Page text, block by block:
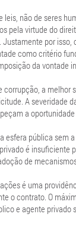
leis, não de seres
pela virtude do
por
como critério
da vontade
corrupção, a
A severidade
a
esfera pública sem
é insuficiente
de
é uma
o contrato. O
e agente